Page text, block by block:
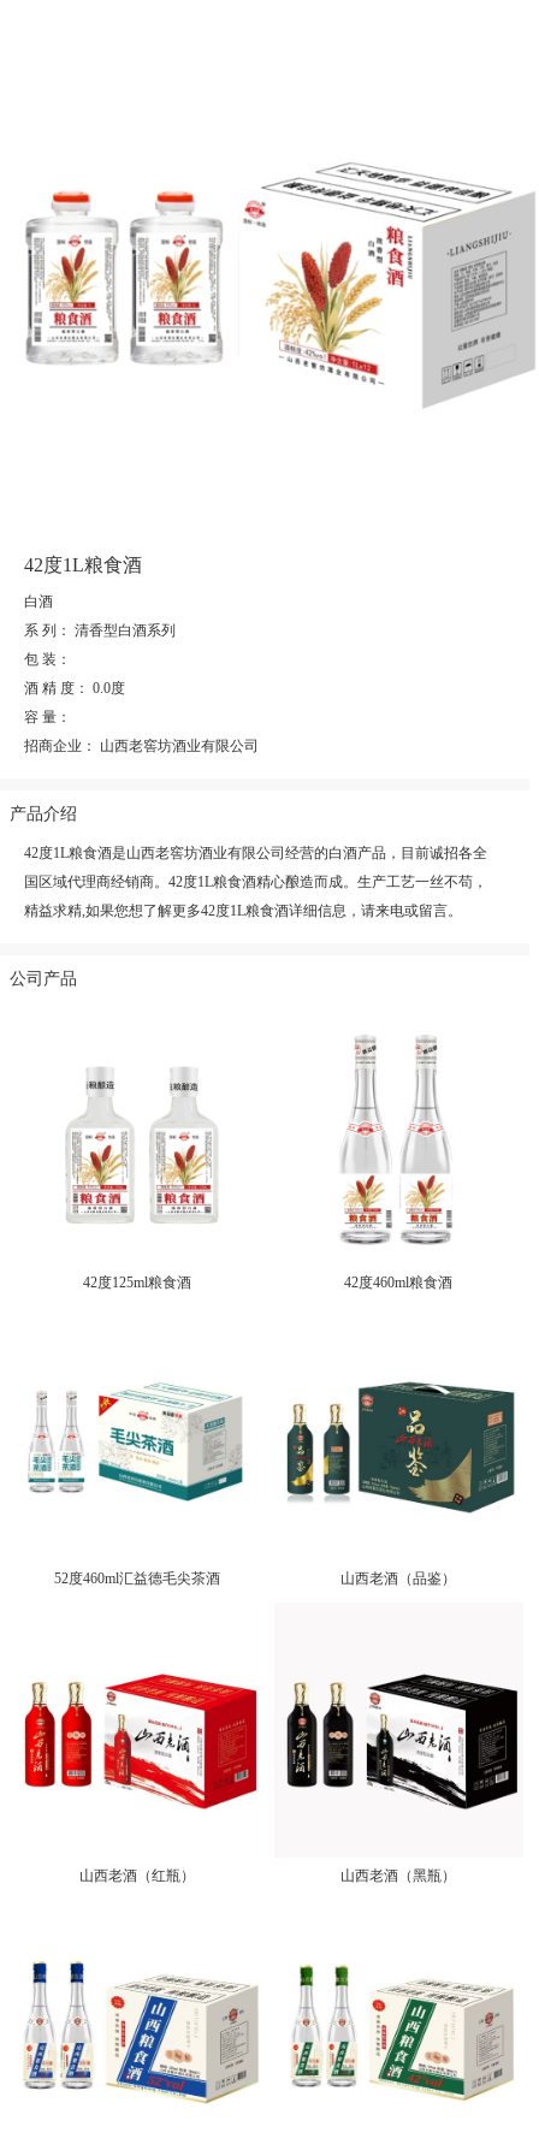
42度1L粮食酒
白酒
系 列： 清香型白酒系列
包 装：
酒 精 度： 0.0度
容 量：
招商企业： 山西老窖坊酒业有限公司
产品介绍
42度1L粮食酒是山西老窖坊酒业有限公司经营的白酒产品，目前诚招各全
国区域代理商经销商。42度1L粮食酒精心酿造而成。生产工艺一丝不苟，
精益求精,如果您想了解更多42度1L粮食酒详细信息，请来电或留言。
公司产品
42度125ml粮食酒 42度460ml粮食酒
52度460ml汇益德毛尖茶酒 山西老酒（品鉴）
山西老酒（红瓶） 山西老酒（黑瓶）